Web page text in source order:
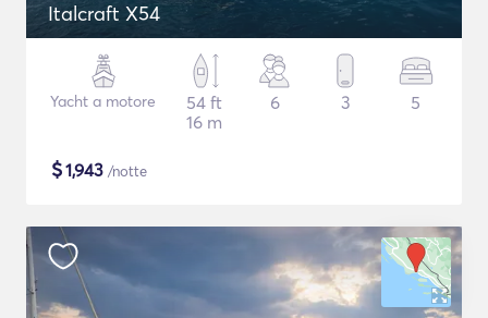
Italcraft X54
Yacht a motore
54 ft
16 m
6 3 5
$1,943 /notte